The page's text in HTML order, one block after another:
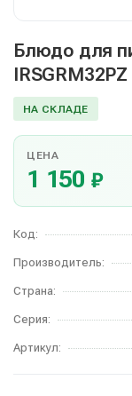
Блюдо для
IRSGRM32PZ
НА СКЛАДЕ
ЦЕНА
1 150 ₽
Код:
Производитель:
Страна:
Серия:
Артикул: